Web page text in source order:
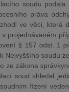
soudu
práva
ve věci, která
projednávaném
§ 157 odst. 1
Nejvyššího soudu
ze zákona
soud shledal
řízení